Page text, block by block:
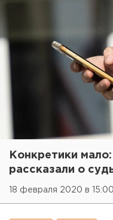
Конкретики
рассказали о
18 февраля 2020 в 15:00